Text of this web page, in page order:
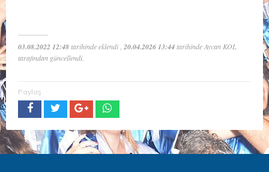
03.08.2022 12:48tarihinde eklendi , 20.04.2026 13:44tarihinde Aycan KOL
tarafından güncellendi.
Paylaş